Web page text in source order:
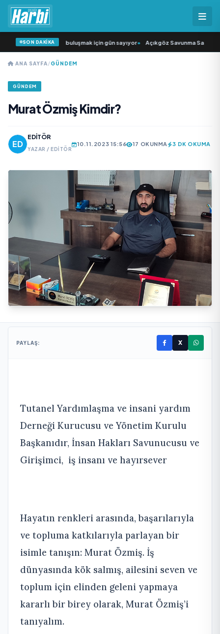
SON DAKİKA
seyircisiyle buluşmak için gün sayıyor• Açıkgöz Savunma Sanayi AŞ
ANA SAYFA/GÜNDEM
GÜNDEM
Murat Özmiş Kimdir?
EDITÖR
YAZAR / EDITÖR
10.11.2023 15:56 17 OKUNMA 3 DK OKUMA
PAYLAŞ: X
Tutanel Yardımlaşma ve insani yardım
Derneği Kurucusu ve Yönetim Kurulu
Başkanıdır, İnsan Hakları Savunucusu ve
Girişimci, iş insanı ve hayırsever
Hayatın renkleri arasında, başarılarıyla
ve topluma katkılarıyla parlayan bir
isimle tanışın: Murat Özmiş. İş
dünyasında kök salmış, ailesini seven ve
toplum için elinden geleni yapmaya
kararlı bir birey olarak, Murat Özmiş’i
tanıyalım.